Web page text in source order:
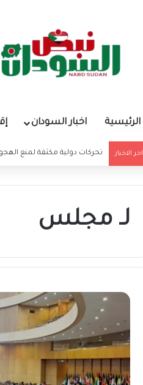
الرئيسية اخبار السودان
اخر الاخبار تحركات دولية مكثفة لمنع
لـ مجلس